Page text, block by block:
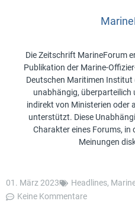
Die Zeitschrift MarineForum
Publikation der Marine-
Deutschen Maritimen Institut
unabhängig, überparteilich
indirekt von Ministerien oder
unterstützt. Diese
Charakter eines Forums,
Meinungen
01. März 2023 Headlines,
Keine Kommentare